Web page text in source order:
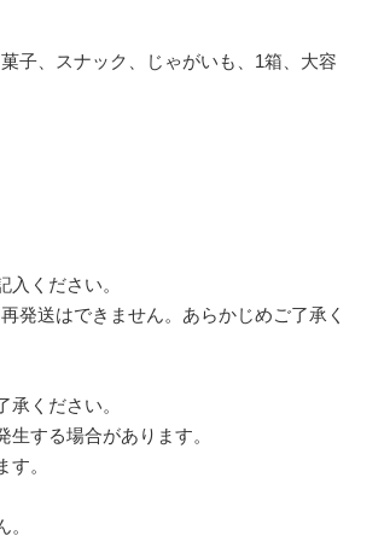
子、スナック、じゃがいも、1箱、大容
ください。
発送はできません。あらかじめご了承く
ください。
する場合があります。
。